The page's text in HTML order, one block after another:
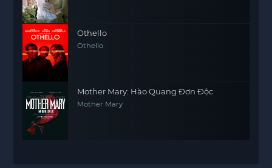
Othello
Othello
Mother Mary: Hào Quang Đơn Độc
Mother Mary